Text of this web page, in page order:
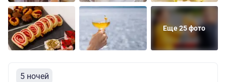
Шлюпочная Одноместная
Основных
мест: 1
Шлюпочная
Люкс
четырехместный
Основных
мест: 4
руб.
Еще 25 фото
5 ночей